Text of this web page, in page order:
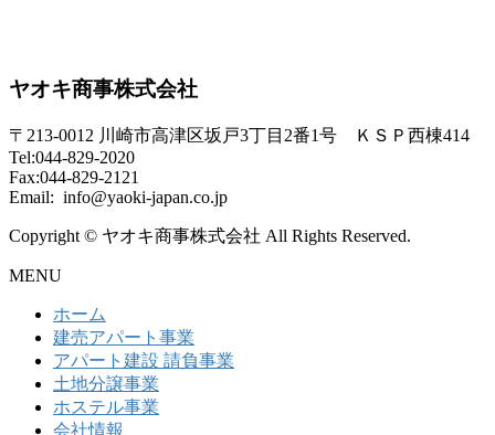
ヤオキ商事株式会社
〒213-0012 川崎市高津区坂戸3丁目2番1号 ＫＳＰ西棟414
Tel:044-829-2020
Fax:044-829-2121
Email: info@yaoki-japan.co.jp
Copyright © ヤオキ商事株式会社 All Rights Reserved.
MENU
ホーム
建売アパート事業
アパート建設 請負事業
土地分譲事業
ホステル事業
会社情報